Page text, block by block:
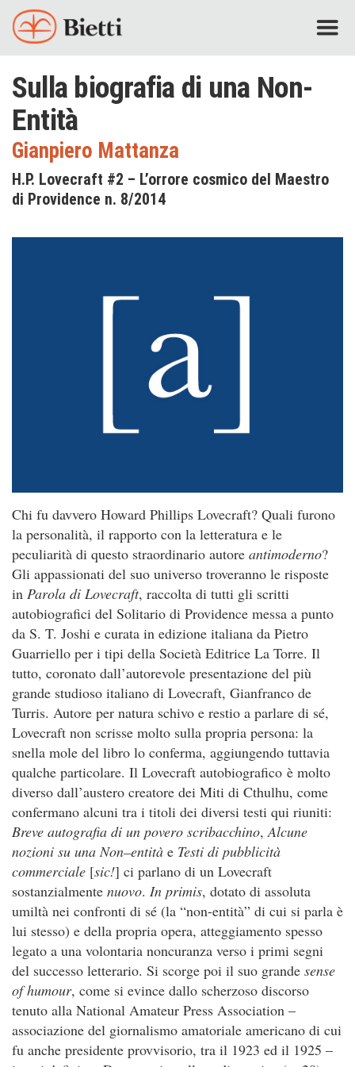
Sulla biografia di una Non-
Entità
Gianpiero Mattanza
H.P. Lovecraft #2 – L’orrore cosmico del Maestro
di Providence n. 8/2014
Chi fu davvero Howard Phillips Lovecraft? Quali furono
la personalità, il rapporto con la letteratura e le
peculiarità di questo straordinario autore antimoderno?
Gli appassionati del suo universo troveranno le risposte
in Parola di Lovecraft, raccolta di tutti gli scritti
autobiografici del Solitario di Providence messa a punto
da S. T. Joshi e curata in edizione italiana da Pietro
Guarriello per i tipi della Società Editrice La Torre. Il
tutto, coronato dall’autorevole presentazione del più
grande studioso italiano di Lovecraft, Gianfranco de
Turris. Autore per natura schivo e restio a parlare di sé,
Lovecraft non scrisse molto sulla propria persona: la
snella mole del libro lo conferma, aggiungendo tuttavia
qualche particolare. Il Lovecraft autobiografico è molto
diverso dall’austero creatore dei Miti di Cthulhu, come
confermano alcuni tra i titoli dei diversi testi qui riuniti:
Breve autografia di un povero scribacchino,Alcune
nozioni su unaNon–entità e Testi di pubblicità
commerciale [sic!] ci parlano di un Lovecraft
sostanzialmente nuovo. In primis, dotato di assoluta
umiltà nei confronti di sé (la “non-entità” di cui si parla è
lui stesso) e della propria opera, atteggiamento spesso
legato a una volontaria noncuranza verso i primi segni
del successo letterario. Si scorge poi il suo grande sense
of humour, come si evince dallo scherzoso discorso
tenuto alla National Amateur Press Association –
associazione del giornalismo amatoriale americano di cui
fu anche presidente provvisorio, tra il 1923 ed il 1925 –